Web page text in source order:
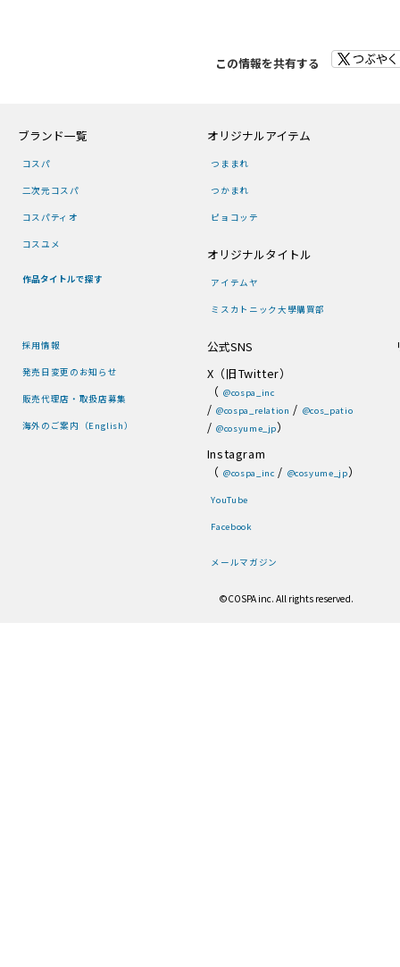
この情報を共有する
ブランド一覧
コスパ
二次元コスパ
コスパティオ
コスユメ
作品タイトルで探す
オリジナルアイテム
つままれ
つかまれ
ピョコッテ
オリジナルタイトル
アイテムヤ
ミスカトニック大學購買部
採用情報
発売日変更のお知らせ
販売代理店・取扱店募集
海外のご案内（English）
公式SNS
X（旧Twitter）
（ @cospa_inc
/ @cospa_relation / @cos_patio
/ @cosyume_jp）
Instagram
（ @cospa_inc / @cosyume_jp）
YouTube
Facebook
メールマガジン
©COSPA inc. All rights reserved.